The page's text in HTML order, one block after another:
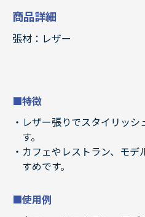
商品詳細
張材：レザー
■特徴
レザー張りでスタイリッ
す。
カフェやレストラン、モ
すめです。
■使用例